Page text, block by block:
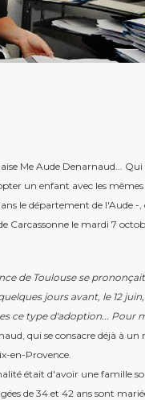
Me Aude Denarnaud... Qui
un enfant avec les
le département de l'Aude -,
Carcassonne le mardi 7
de Toulouse se
jours avant, le 12
ce type d'adoption... Pour
qui se consacre déjà à un
en-Provence.
était d'avoir une famille
de 34 et 42 ans sont